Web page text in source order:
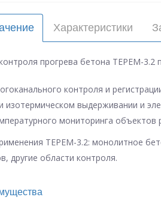
Характеристики
прогрева бетона ТЕРЕМ-3.2
контроля и
изотермическом выдерживании и
мониторинга объектов
ТЕРЕМ-3.2: монолитное
другие области контроля.